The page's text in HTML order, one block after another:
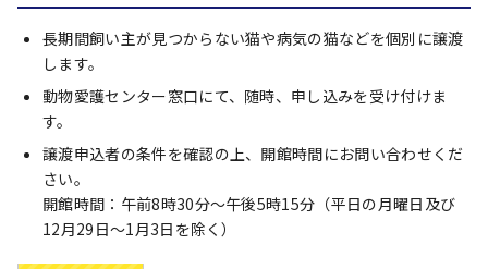
長期間飼い主が見つからない猫や病気の猫などを個別に譲渡
します。
動物愛護センター窓口にて、随時、申し込みを受け付けま
す。
譲渡申込者の条件を確認の上、開館時間にお問い合わせくだ
さい。
開館時間：午前8時30分～午後5時15分（平日の月曜日及び
12月29日～1月3日を除く）